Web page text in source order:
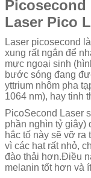
Picosecond
Laser Pico
Laser picosecond
xung rất ngắn để
mực ngoại sinh
bước sóng đang
yttrium nhôm pha
1064 nm), hay tinh
PicoSecond Laser
phần nghìn tỷ giây)
hắc tố này sẽ vỡ
vì các hạt rất nhỏ,
đào thải hơn.Điều
melanin tốt hơn và